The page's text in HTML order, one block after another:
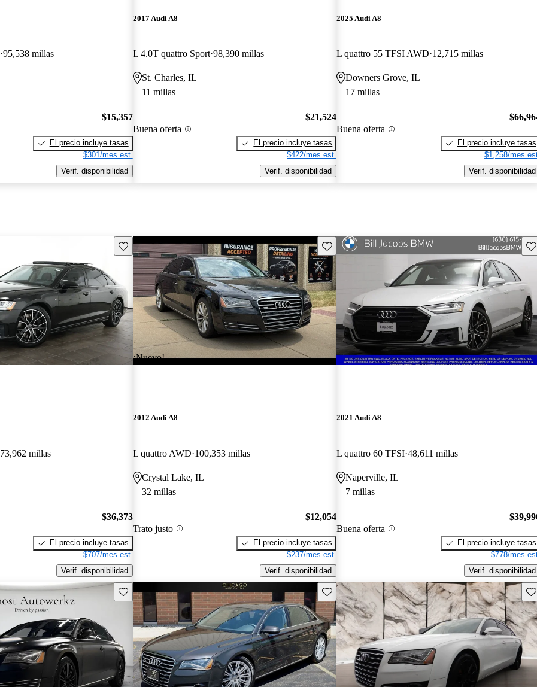
95,538 millas
$15,357
El precio incluye tasas
$301/mes est.
Verif. disponibilidad
2017 Audi A8
L 4.0T quattro Sport 98,390 millas
St. Charles, IL
11 millas
Buena oferta
$21,524
El precio incluye tasas
$422/mes est.
Verif. disponibilidad
2025 Audi A8
L quattro 55 TFSI AWD 12,715 millas
Downers Grove, IL
17 millas
Buena oferta
El precio incluye tasas
$1,258/mes
Verif. disponibilidad
Guarda este Aviso
73,962 millas
$36,373
El precio incluye tasas
$707/mes est.
Verif. disponibilidad
¡Nuevo!
Guarda este Aviso
2012 Audi A8
L quattro AWD 100,353 millas
Crystal Lake, IL
32 millas
Trato justo
$12,054
El precio incluye tasas
$237/mes est.
Verif. disponibilidad
2021 Audi A8
L quattro 60 TFSI 48,611 millas
Naperville, IL
7 millas
Buena oferta
El precio incluye tasas
$778/mes
Verif. disponibilidad
Guarda este Aviso Guarda este Aviso